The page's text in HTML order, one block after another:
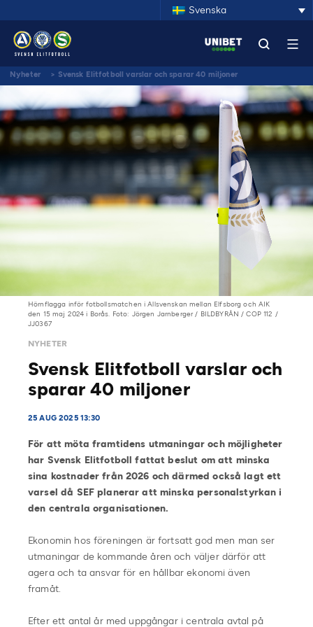
Svenska
Nyheter > Svensk Elitfotboll varslar och sparar 40 miljoner
Hörnflagga inför fotbollsmatchen i Allsvenskan mellan Elfsborg och AIK
den 15 maj 2024 i Borås. Foto: Jörgen Jarnberger / BILDBYRÅN / COP 112 /
JJ0367
NYHETER
Svensk Elitfotboll varslar och
sparar 40 miljoner
25 AUG 2025 13:30
För att möta framtidens utmaningar och möjligheter
har Svensk Elitfotboll fattat beslut om att minska
sina kostnader från 2026 och därmed också lagt ett
varsel då SEF planerar att minska personalstyrkan i
den centrala organisationen.
Ekonomin hos föreningen är fortsatt god men man ser
utmaningar de kommande åren och väljer därför att
agera och ta ansvar för en hållbar ekonomi även
framåt.
Efter ett antal år med uppgångar i centrala avtal på